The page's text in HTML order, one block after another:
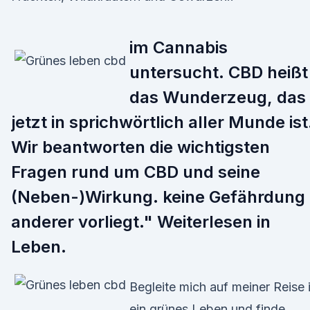
im Cannabis
untersucht. CBD heißt
das Wunderzeug, das
jetzt in sprichwörtlich aller Munde
Wir beantworten die wichtigsten
Fragen rund um CBD und seine
(Neben-)Wirkung. keine Gefährdung
anderer vorliegt." Weiterlesen in
Leben.
Begleite mich auf meiner Reise